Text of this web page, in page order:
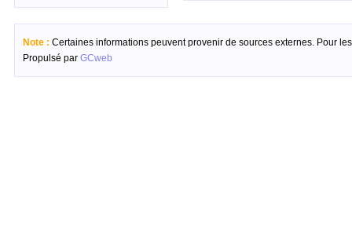
Note : Certaines informations peuvent provenir de sources externes. Pour
Propulsé par GCweb